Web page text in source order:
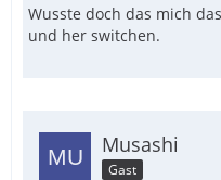
Wusste doch das mich
und her switchen.
Musashi
Gast